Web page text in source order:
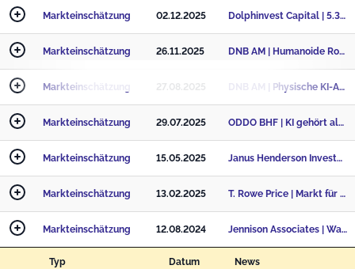
Markteinschätzung 02.12.2025 Dolphinvest Capital | 5.300 – das Maß aller Börsendinge
Markteinschätzung 26.11.2025 DNB AM | Humanoide Roboter vor dem Durchbruch: Warum sie schneller marktreif werden als erwartet
Markteinschätzung 27.08.2025 DNB AM | Physische KI-Agenten: Die nächste Automatisierungswelle
Markteinschätzung 29.07.2025 ODDO BHF | KI gehört als strukturelles Investmentthema in jede zukunftsgerichtete Anlagestrategie
Markteinschätzung 15.05.2025 Janus Henderson Investors: Humanoide Roboter - Chinas nächster industrieller Durchbruch?
Markteinschätzung 13.02.2025 T. Rowe Price | Markt für KI-Chips erreicht bis 2028 einen Gesamtwert von 500 Mrd. USD
Markteinschätzung 12.08.2024 Jennison Associates | Wachstum schlägt Value in einem moderaten Zinsumfeld
Typ Datum News